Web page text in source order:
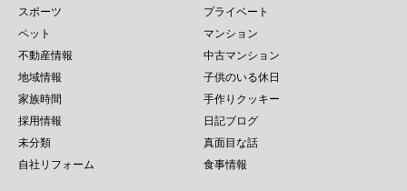
スポーツ
プライベート
ペット
マンション
不動産情報
中古マンション
地域情報
子供のいる休日
家族時間
手作りクッキー
採用情報
日記ブログ
未分類
真面目な話
自社リフォーム
食事情報